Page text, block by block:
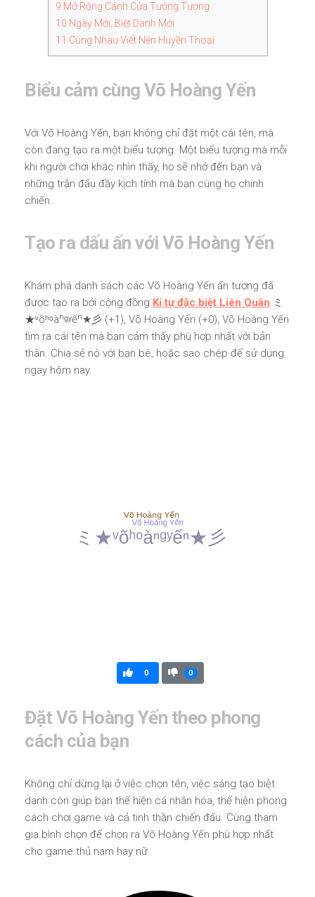
9 Mở Rộng Cánh Cửa Tưởng Tượng
10 Ngày Mới, Biệt Danh Mới
11 Cùng Nhau Viết Nên Huyền Thoại
Biểu cảm cùng Võ Hoàng Yến
Với Võ Hoàng Yến, bạn không chỉ đặt một cái tên, mà
còn đang tạo ra một biểu tượng. Một biểu tượng mà mỗi
khi người chơi khác nhìn thấy, họ sẽ nhớ đến bạn và
những trận đấu đầy kịch tính mà bạn cùng họ chinh
chiến.
Tạo ra dấu ấn với Võ Hoàng Yến
Khám phá danh sách các Võ Hoàng Yến ấn tượng đã
được tạo ra bởi cộng đồng Kí tự đặc biệt Liên Quân ミ
★ᵛõʰᵒàⁿᵍʸếⁿ★彡 (+1), Võ Hoàng Yến (+0), Võ Hoàng Yến
tìm ra cái tên mà bạn cảm thấy phù hợp nhất với bản
thân. Chia sẻ nó với bạn bè, hoặc sao chép để sử dụng
ngay hôm nay.
0 0
Đặt Võ Hoàng Yến theo phong
cách của bạn
Không chỉ dừng lại ở việc chọn tên, việc sáng tạo biệt
danh còn giúp bạn thể hiện cá nhân hóa, thể hiện phong
cách chơi game và cả tinh thần chiến đấu. Cùng tham
gia bình chọn để chọn ra Võ Hoàng Yến phù hợp nhất
cho game thủ nam hay nữ.